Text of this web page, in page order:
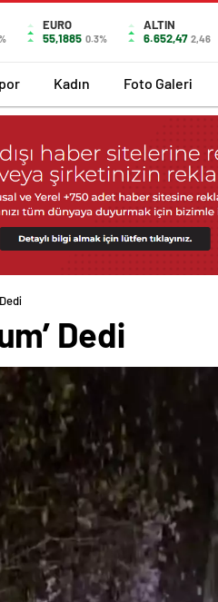
EURO
55,1885 0.3%
ALTIN
6.652,47 2,46
Kadın Foto Galeri
Dedi